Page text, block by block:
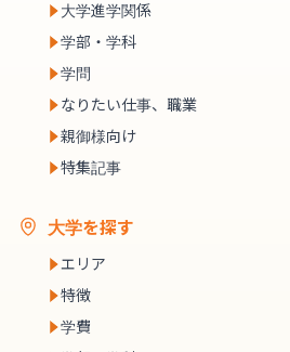
大学進学関係
学部・学科
学問
なりたい仕事、職業
親御様向け
特集記事
大学を探す
エリア
特徴
学費